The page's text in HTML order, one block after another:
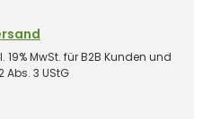
MwSt. für B2B Kunden und
3 UStG